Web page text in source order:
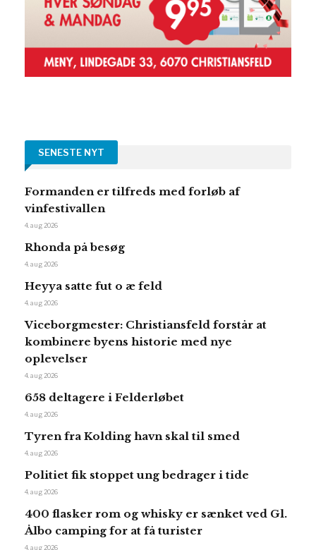
SENESTE NYT
Formanden er tilfreds med forløb af
vinfestivallen
4. aug 2026
Rhonda på besøg
4. aug 2026
Heyya satte fut o æ feld
4. aug 2026
Viceborgmester: Christiansfeld forstår at
kombinere byens historie med nye
oplevelser
4. aug 2026
658 deltagere i Felderløbet
4. aug 2026
Tyren fra Kolding havn skal til smed
4. aug 2026
Politiet fik stoppet ung bedrager i tide
4. aug 2026
400 flasker rom og whisky er sænket ved Gl.
Ålbo camping for at få turister
4. aug 2026